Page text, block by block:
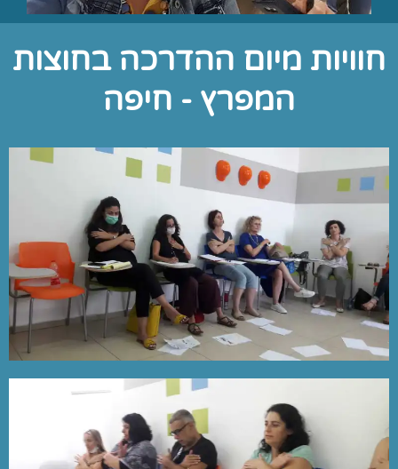
חוויות מיום ההדרכה בחוצות
המפרץ - חיפה